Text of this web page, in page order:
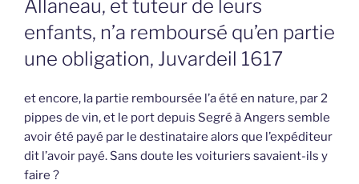
Allaneau, et tuteur de leurs
enfants, n’a remboursé qu’en partie
une obligation, Juvardeil 1617
et encore, la partie remboursée l’a été en nature, par 2
pippes de vin, et le port depuis Segré à Angers semble
avoir été payé par le destinataire alors que l’expéditeur
dit l’avoir payé. Sans doute les voituriers savaient-ils y
faire ?